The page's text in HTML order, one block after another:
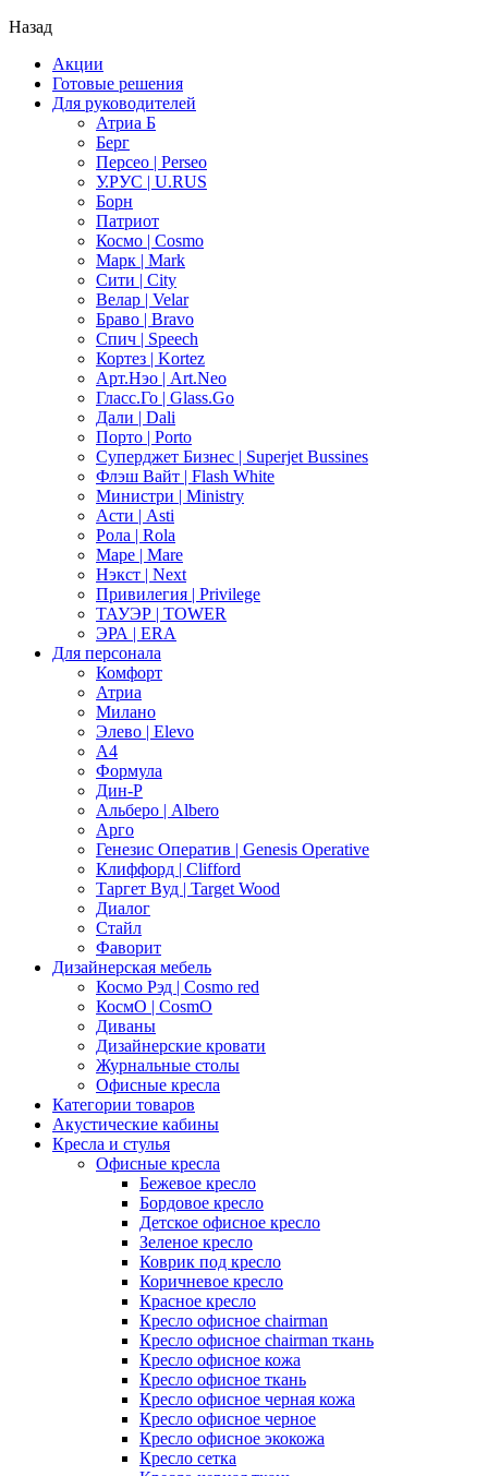
Назад
Акции
Готовые решения
Для руководителей
Атриа Б
Берг
Персео | Perseo
У.РУС | U.RUS
Борн
Патриот
Космо | Cosmo
Марк | Mark
Сити | City
Велар | Velar
Браво | Bravo
Спич | Speech
Кортез | Kortez
Арт.Нэо | Art.Neo
Гласс.Го | Glass.Go
Дали | Dali
Порто | Porto
Суперджет Бизнес | Superjet Bussines
Флэш Вайт | Flash White
Министри | Ministry
Асти | Asti
Рола | Rola
Маре | Mare
Нэкст | Next
Привилегия | Privilege
ТАУЭР | TOWER
ЭРА | ERA
Для персонала
Комфорт
Атриа
Милано
Элево | Elevo
А4
Формула
Дин-Р
Альберо | Albero
Арго
Генезис Оператив | Genesis Operative
Клиффорд | Clifford
Таргет Вуд | Target Wood
Диалог
Стайл
Фаворит
Дизайнерская мебель
Космо Рэд | Cosmo red
КосмО | CosmO
Диваны
Дизайнерские кровати
Журнальные столы
Офисные кресла
Категории товаров
Акустические кабины
Кресла и стулья
Офисные кресла
Бежевое кресло
Бордовое кресло
Детское офисное кресло
Зеленое кресло
Коврик под кресло
Коричневое кресло
Красное кресло
Кресло офисное chairman
Кресло офисное chairman ткань
Кресло офисное кожа
Кресло офисное ткань
Кресло офисное черная кожа
Кресло офисное черное
Кресло офисное экокожа
Кресло сетка